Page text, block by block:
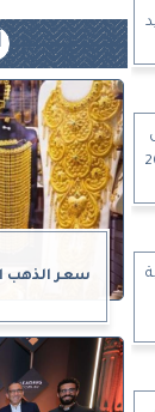
سعر الذهب اليوم